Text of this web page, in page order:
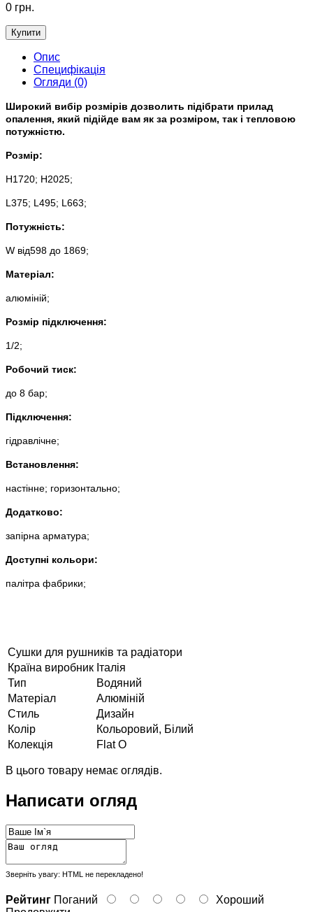
0 грн.
Купити
Опис
Специфікація
Огляди (0)
Широкий вибір розмірів дозволить підібрати прилад
опалення, який підійде вам як за розміром, так і тепловою
потужністю.
Розмір:
H1720; H2025;
L375; L495; L663;
Потужність:
W від598 до 1869;
Матеріал:
алюміній;
Розмір підключення:
1/2;
Робочий тиск:
до 8 бар;
Підключення:
гідравлічне;
Встановлення:
настінне; горизонтально;
Додатково:
запірна арматура;
Доступні кольори:
палітра фабрики;
Сушки для рушників та радіатори
Країна виробник Італія
Тип
Водяний
Матеріал
Алюміній
Стиль
Дизайн
Колір
Кольоровий, Білий
Колекція
Flat O
В цього товару немає оглядів.
Написати огляд
Зверніть увагу: HTML не перекладено!
Рейтинг Поганий
Хороший